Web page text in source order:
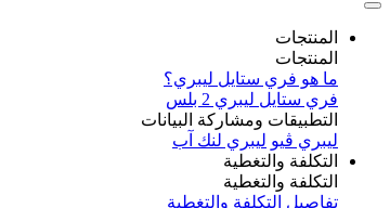
المنتجات
المنتجات
ما هو فري ستايل ليبري؟
فري ستايل ليبري 2 بلس​
التطبيقات ومشاركة البيانات
ليبري ڤيو ليبري لنك آب
التكلفة والتغطية
التكلفة والتغطية
تفاصيل التكلفة والتغطية